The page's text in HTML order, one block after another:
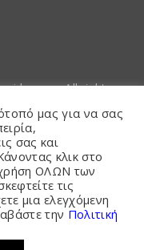
. All rights
PlexusCoreμας για να σας
σας και
κλικ στο
ΟΛΩΝ των
τις
μια ελεγχόμενη
την Πολιτική